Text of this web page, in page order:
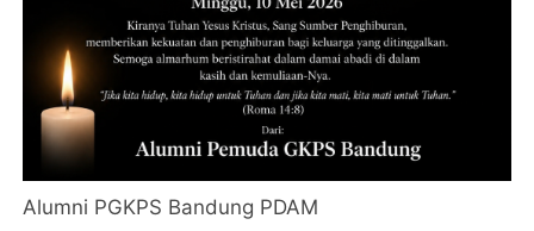
Alumni PGKPS Bandung PDAM